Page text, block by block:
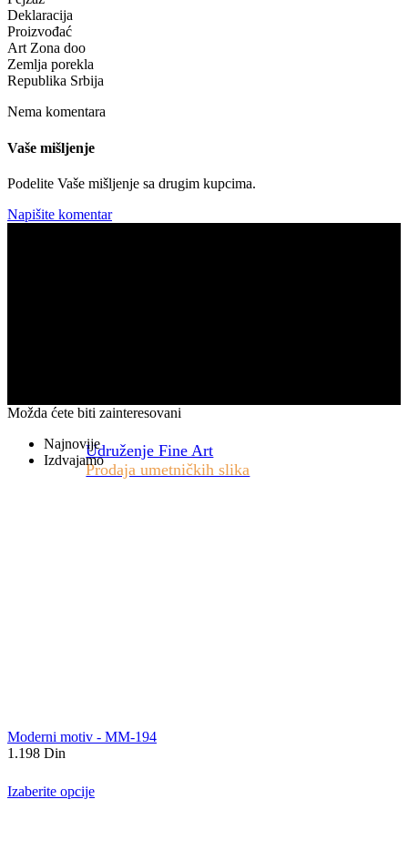
Deklaracija
Proizvođać
Art Zona doo
Zemlja porekla
Republika Srbija
Nema komentara
Vaše mišljenje
Podelite Vaše mišljenje sa drugim kupcima.
Napišite komentar
Udruženje Fine Art
Prodaja umetničkih slika
Možda ćete biti zainteresovani
Najnovije
Izdvajamo
Moderni motiv - MM-194
1.198 Din
Izaberite opcije